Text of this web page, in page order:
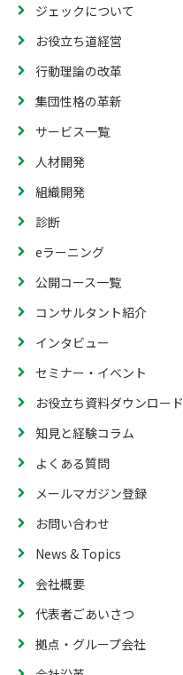
ジェックについて
お役立ち道経営
行動理論の改革
集団性格の革新
サービス一覧
人材開発
組織開発
診断
eラーニング
公開コース一覧
コンサルタント紹介
インタビュー
セミナー・イベント
お役立ち資料ダウンロード
知見と経験コラム
よくある質問
メールマガジン登録
お問い合わせ
News & Topics
会社概要
代表者ごあいさつ
拠点・グループ会社